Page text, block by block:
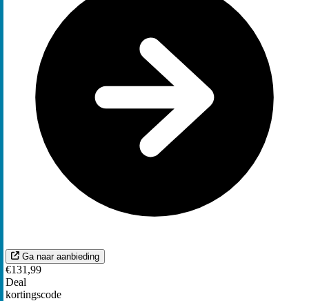
Ga naar aanbieding
€131,99
Deal
kortingscode